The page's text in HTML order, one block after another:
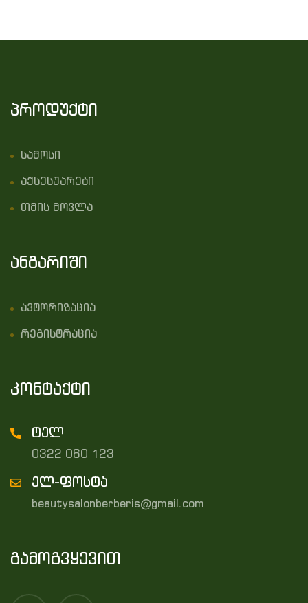
პროდუქტი
სამოსი
აქსესუარები
თმის მოვლა
ანგარიში
ავტორიზაცია
რეგისტრაცია
კონტაქტი
ტელ
0322 060 123
ელ-ფოსტა
beautysalonberberis@gmail.com
გამოგვყევით